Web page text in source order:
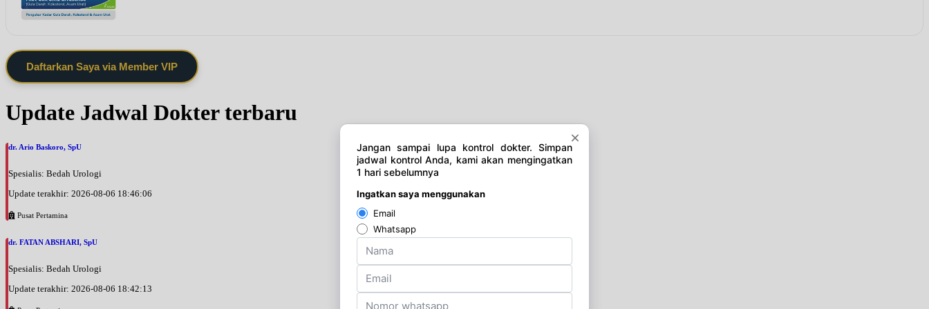
Daftarkan Saya via Member VIP
Update Jadwal Dokter terbaru
dr. Ario Baskoro, SpU
Spesialis: Bedah Urologi
Update terakhir: 2026-08-06 18:46:06
Pusat Pertamina
dr. FATAN ABSHARI, SpU
Spesialis: Bedah Urologi
Update terakhir: 2026-08-06 18:42:13